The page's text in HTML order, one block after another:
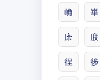
崅 崋
庩 庪
徎 徏